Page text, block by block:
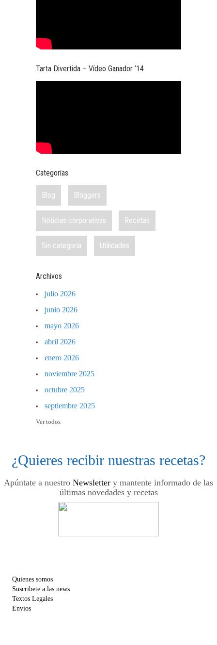
Tarta Divertida – Vídeo Ganador ’14
Categorías
Blog Bloggers
Noticias corporativas Recetas
Sin categoría Utilidades
Archivos
julio 2026
junio 2026
mayo 2026
abril 2026
enero 2026
noviembre 2025
octubre 2025
septiembre 2025
Ver todos
¿Quieres recibir nuestras recetas?
Apúntate a nuestro Newsletter y mantente informado de las
últimas novedades y recetas
Quienes somos
Suscribete a las news
Textos Legales
Envíos